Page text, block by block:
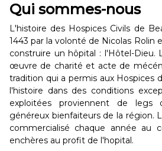
Qui sommes-nous
L'histoire des Hospices Civils de
1443 par la volonté de Nicolas Rolin
construire un hôpital : l'Hôtel-Dieu.
œuvre de charité et acte de
tradition qui a permis aux Hospices
l'histoire dans des conditions
exploitées proviennent de
généreux bienfaiteurs de la région.
commercialisé chaque année au
enchères au profit de l'hopital.